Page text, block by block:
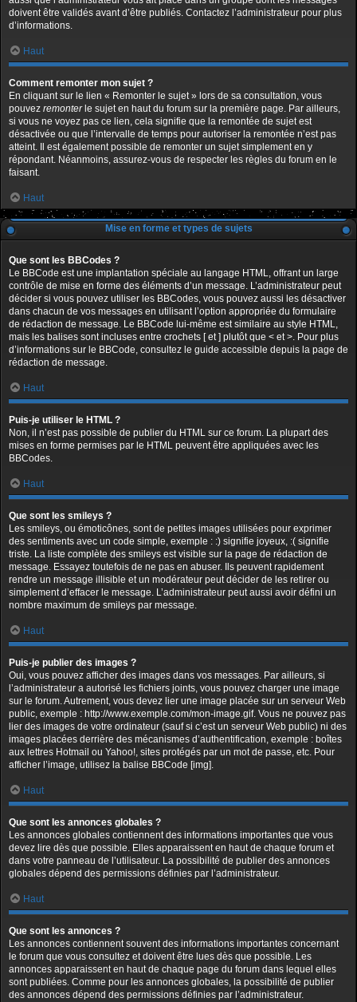
doivent être validés avant d’être publiés. Contactez l’administrateur pour plus
d’informations.
Haut
Comment remonter mon sujet ?
En cliquant sur le lien « Remonter le sujet » lors de sa consultation, vous
pouvez remonterle sujet en haut du forum sur la première page. Par ailleurs,
si vous ne voyez pas ce lien, cela signifie que la remontée de sujet est
désactivée ou que l’intervalle de temps pour autoriser la remontée n’est pas
atteint. Il est également possible de remonter un sujet simplement en y
répondant. Néanmoins, assurez-vous de respecter les règles du forum en le
faisant.
Haut
Mise en forme et types de sujets
Que sont les BBCodes ?
Le BBCode est une implantation spéciale au langage HTML, offrant un large
contrôle de mise en forme des éléments d’un message. L’administrateur peut
décider si vous pouvez utiliser les BBCodes, vous pouvez aussi les désactiver
dans chacun de vos messages en utilisant l’option appropriée du formulaire
de rédaction de message. Le BBCode lui-même est similaire au style HTML,
mais les balises sont incluses entre crochets [ et ] plutôt que < et >. Pour plus
d’informations sur le BBCode, consultez le guide accessible depuis la page de
rédaction de message.
Haut
Puis-je utiliser le HTML ?
Non, il n’est pas possible de publier du HTML sur ce forum. La plupart des
mises en forme permises par le HTML peuvent être appliquées avec les
BBCodes.
Haut
Que sont les smileys ?
Les smileys, ou émoticônes, sont de petites images utilisées pour exprimer
des sentiments avec un code simple, exemple : :) signifie joyeux, :( signifie
triste. La liste complète des smileys est visible sur la page de rédaction de
message. Essayez toutefois de ne pas en abuser. Ils peuvent rapidement
rendre un message illisible et un modérateur peut décider de les retirer ou
simplement d’effacer le message. L’administrateur peut aussi avoir défini un
nombre maximum de smileys par message.
Haut
Puis-je publier des images ?
Oui, vous pouvez afficher des images dans vos messages. Par ailleurs, si
l’administrateur a autorisé les fichiers joints, vous pouvez charger une image
sur le forum. Autrement, vous devez lier une image placée sur un serveur Web
public, exemple : http://www.exemple.com/mon-image.gif. Vous ne pouvez pas
lier des images de votre ordinateur (sauf si c’est un serveur Web public) ni des
images placées derrière des mécanismes d’authentification, exemple : boîtes
aux lettres Hotmail ou Yahoo!, sites protégés par un mot de passe, etc. Pour
afficher l’image, utilisez la balise BBCode [img].
Haut
Que sont les annonces globales ?
Les annonces globales contiennent des informations importantes que vous
devez lire dès que possible. Elles apparaissent en haut de chaque forum et
dans votre panneau de l’utilisateur. La possibilité de publier des annonces
globales dépend des permissions définies par l’administrateur.
Haut
Que sont les annonces ?
Les annonces contiennent souvent des informations importantes concernant
le forum que vous consultez et doivent être lues dès que possible. Les
annonces apparaissent en haut de chaque page du forum dans lequel elles
sont publiées. Comme pour les annonces globales, la possibilité de publier
des annonces dépend des permissions définies par l’administrateur.